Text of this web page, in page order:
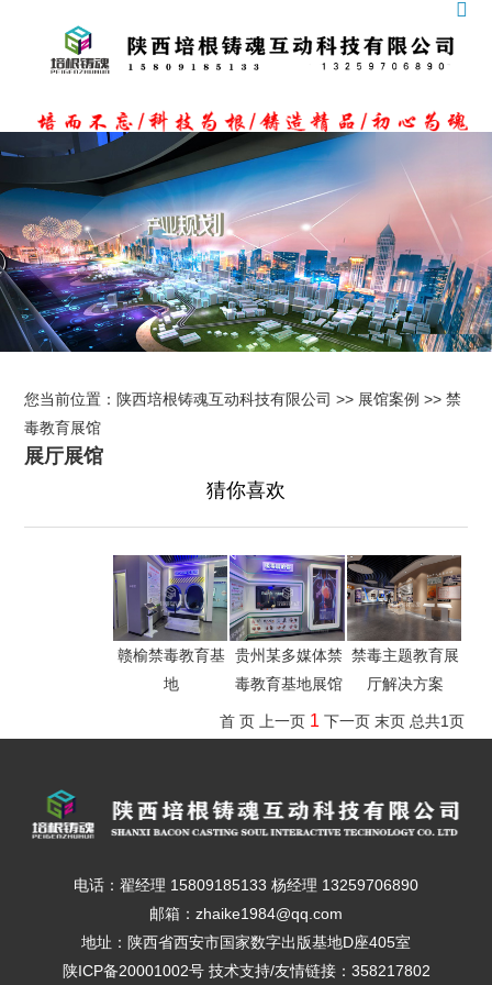
您当前位置： 陕西培根铸魂互动科技有限公司 >> 展馆案例 >>禁
毒教育展馆
展厅展馆
猜你喜欢
赣榆禁毒教育基
地
贵州某多媒体禁
毒教育基地展馆
禁毒主题教育展
厅解决方案
首 页 上一页 1 下一页 末页 总共1页
电话：翟经理 15809185133 杨经理 13259706890
邮箱：zhaike1984@qq.com
地址：陕西省西安市国家数字出版基地D座405室
陕ICP备20001002号技术支持/友情链接：358217802